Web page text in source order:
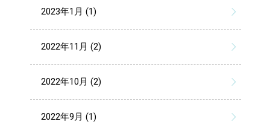
2023年1月 (1)
2022年11月 (2)
2022年10月 (2)
2022年9月 (1)